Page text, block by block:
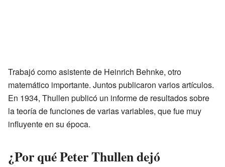
Trabajó como asistente de Heinrich Behnke, otro
matemático importante. Juntos publicaron varios artículos.
En 1934, Thullen publicó un informe de resultados sobre
la teoría de funciones de varias variables, que fue muy
influyente en su época.
¿Por qué Peter Thullen dejó